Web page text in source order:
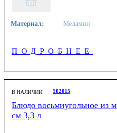
Материал: Меламин
ПОДРОБНЕЕ
В НАЛИЧИИ 502015
Блюдо восьмиугольное из
см 3,3 л